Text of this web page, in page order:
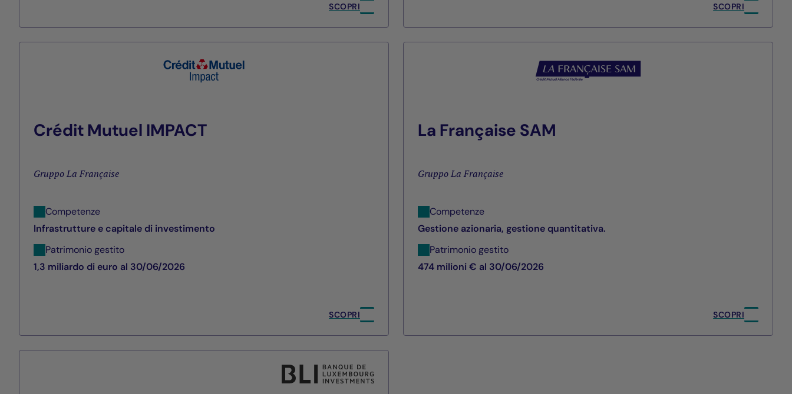
SCOPRI SCOPRI
Crédit Mutuel IMPACT
Gruppo La Française
Competenze
Infrastrutture e capitale di investimento
Patrimonio gestito
1,3 miliardo di euro al 30/06/2026
SCOPRI
La Française SAM
Gruppo La Française
Competenze
Gestione azionaria, gestione quantitativa.
Patrimonio gestito
474 milioni € al 30/06/2026
SCOPRI